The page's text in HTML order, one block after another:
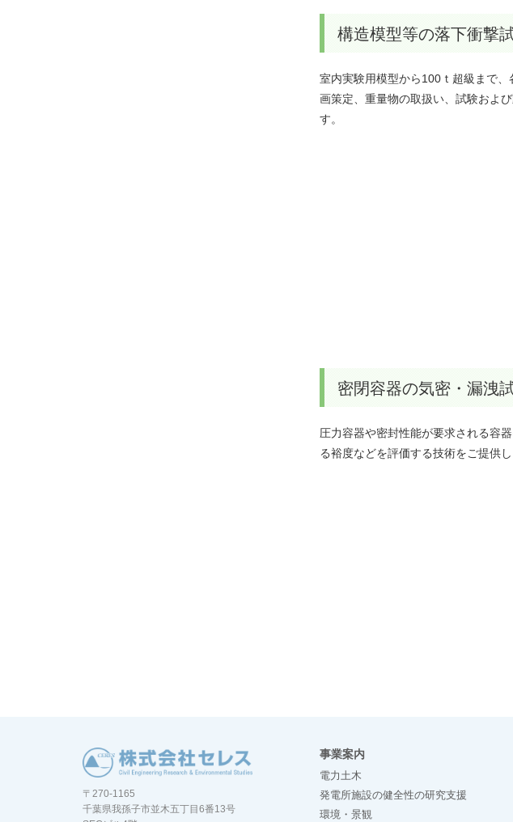
構造模型等の落下衝撃
室内実験用模型から100ｔ超級まで
画策定、重量物の取扱い、試験およ
す。
密閉容器の気密・漏洩
圧力容器や密封性能が要求される容
る裕度などを評価する技術をご提供し
〒270-1165
千葉県我孫子市並木五丁目6番13号
事業案内
電力土木
発電所施設の健全性の研究支援
環境・景観